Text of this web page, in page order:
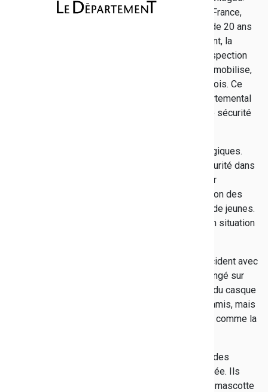
Action unique en France,
initiée il y a plus de 20 ans
par le Département, la
Préfecture et l'Inspection
académique, elle mobilise,
pour l'année scolaire 2018/2019, 23 collèges varois. Ce
projet est co-financé par l’État et le Conseil départemental
dans le cadre du Plan départemental d’actions de sécurité
Les collégiens participent à des ateliers pédagogiques.
Les classes de 6e ont été sensibilisées à la sécurité dans
les transports scolaires, avec un atelier animé par
l'association Anateep, qui œuvre pour l'amélioration des
transports scolaires et des transports collectifs de jeunes.
Après un atelier théorique, les élèves sont mis en situation
Les élèves de 4e, quant à eux, ont analysé un accident avec
le film "La route de Marc". Ils ont également échangé sur
l'importance du port de la ceinture de sécurité et du casque
en 2 roues, sur les risques lors de sorties entre amis, mais
aussi sur la prévention des conduites addictives, comme la
Ce projet rencontre une forte adhésion de la part des
collégiens qui s'investissent tout au long de l'année. Ils
doivent réaliser une œuvre, un film, un totem, une mascotte